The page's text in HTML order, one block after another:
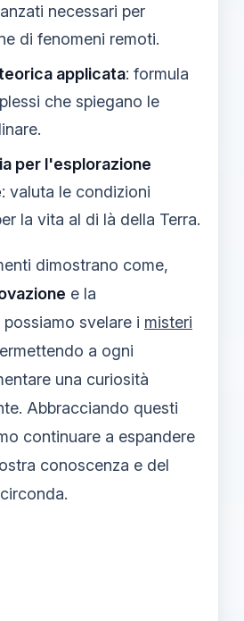
necessari per
di fenomeni remoti.
applicata: formula
che spiegano le
per l'esplorazione
: valuta le condizioni
la vita al di là della Terra.
dimostrano come,
e la
svelare i misteri
a ogni
una curiosità
Abbracciando questi
continuare a espandere
conoscenza e del